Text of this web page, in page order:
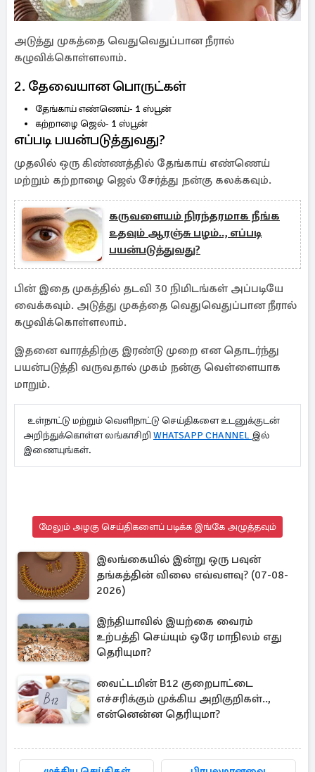
அடுத்து முகத்தை வெதுவெதுப்பான நீரால்
கழுவிக்கொள்ளலாம்.
2. தேவையான பொருட்கள்
தேங்காய் எண்ணெய்- 1 ஸ்பூன்
கற்றாழை ஜெல்- 1 ஸ்பூன்
எப்படி பயன்படுத்துவது?
முதலில் ஒரு கிண்ணத்தில் தேங்காய் எண்ணெய்
மற்றும் கற்றாழை ஜெல் சேர்த்து நன்கு கலக்கவும்.
கருவளையம் நிரந்தரமாக நீங்க
உதவும் ஆரஞ்சு பழம்.., எப்படி
பயன்படுத்துவது?
பின் இதை முகத்தில் தடவி 30 நிமிடங்கள் அப்படியே
வைக்கவும். அடுத்து முகத்தை வெதுவெதுப்பான நீரால்
கழுவிக்கொள்ளலாம்.
இதனை வாரத்திற்கு இரண்டு முறை என தொடர்ந்து
பயன்படுத்தி வருவதால் முகம் நன்கு வெள்ளையாக
மாறும்.
உள்நாட்டு மற்றும் வெளிநாட்டு செய்திகளை உடனுக்குடன்
அறிந்துக்கொள்ள லங்காசிறி WHATSAPP CHANNEL இல்
இணையுங்கள்.
மேலும் அழகு செய்திகளைப் படிக்க இங்கே அழுத்தவும்
இலங்கையில் இன்று ஒரு பவுன்
தங்கத்தின் விலை எவ்வளவு? (07-08-
2026)
இந்தியாவில் இயற்கை வைரம்
உற்பத்தி செய்யும் ஒரே மாநிலம் எது
தெரியுமா?
வைட்டமின் B12 குறைபாட்டை
எச்சரிக்கும் முக்கிய அறிகுறிகள்..,
என்னென்ன தெரியுமா?